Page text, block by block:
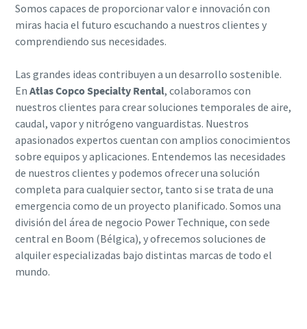
Somos capaces de proporcionar valor e innovación con
miras hacia el futuro escuchando a nuestros clientes y
comprendiendo sus necesidades.
Las grandes ideas contribuyen a un desarrollo sostenible.
En Atlas Copco Specialty Rental, colaboramos con
nuestros clientes para crear soluciones temporales de aire,
caudal, vapor y nitrógeno vanguardistas. Nuestros
apasionados expertos cuentan con amplios conocimientos
sobre equipos y aplicaciones. Entendemos las necesidades
de nuestros clientes y podemos ofrecer una solución
completa para cualquier sector, tanto si se trata de una
emergencia como de un proyecto planificado. Somos una
división del área de negocio Power Technique, con sede
central en Boom (Bélgica), y ofrecemos soluciones de
alquiler especializadas bajo distintas marcas de todo el
mundo.